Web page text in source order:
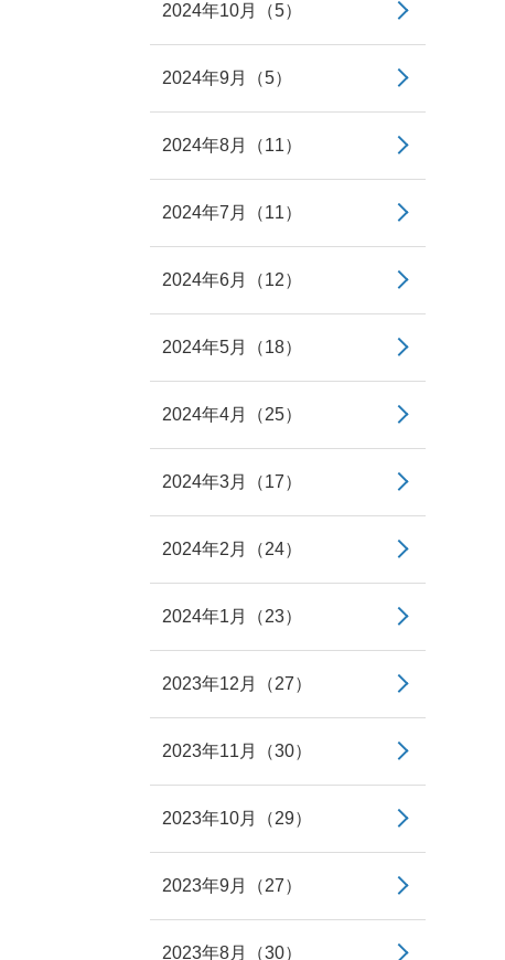
2024年10月（5）
2024年9月（5）
2024年8月（11）
2024年7月（11）
2024年6月（12）
2024年5月（18）
2024年4月（25）
2024年3月（17）
2024年2月（24）
2024年1月（23）
2023年12月（27）
2023年11月（30）
2023年10月（29）
2023年9月（27）
2023年8月（30）